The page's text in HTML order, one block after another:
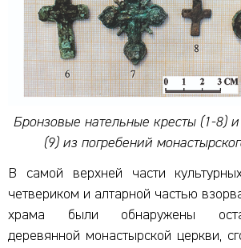
Бронзовые нательные кресты (1-8)
(9) из погребений
В самой верхней части
четвериком и алтарной частью
храма были обнаружены
деревянной монастырской церкви,